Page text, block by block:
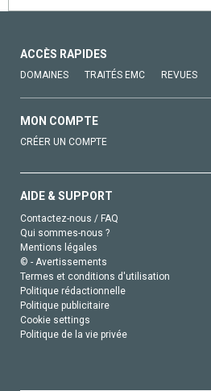
ACCÈS RAPIDES
DOMAINES TRAITÉS EMC REVUES
MON COMPTE
CRÉER UN COMPTE
AIDE & SUPPORT
Contactez-nous / FAQ
Qui sommes-nous ?
Mentions légales
© - Avertissements
Termes et conditions d'utilisation
Politique rédactionnelle
Politique publicitaire
Cookie settings
Politique de la vie privée